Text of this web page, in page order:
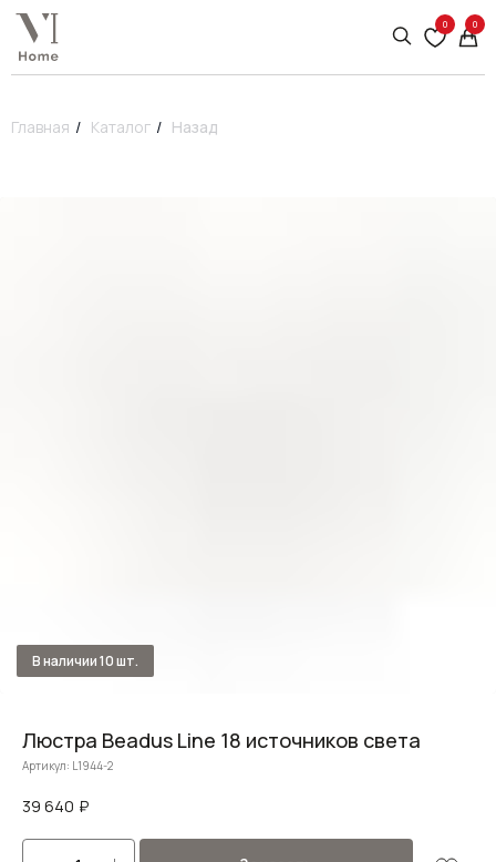
0 0
Главная / Каталог / Назад
Люстра Beadus Line 18 источников света
Артикул: L1944-2
39 640 ₽